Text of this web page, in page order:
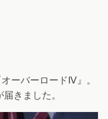
ーバーロードⅣ』。
きました。